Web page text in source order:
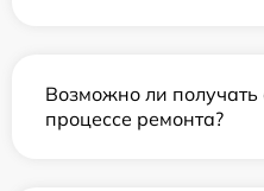
Возможно ли получать
процессе ремонта?